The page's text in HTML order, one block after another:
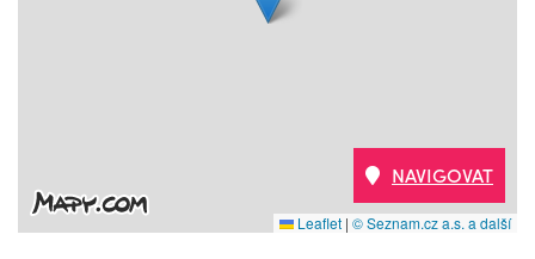
Leaflet | © Seznam.cz a.s. a další
NAVIGOVAT